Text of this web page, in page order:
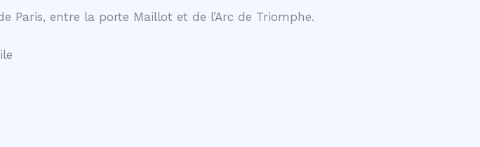
Paris, entre la porte Maillot et de l’Arc de Triomphe.